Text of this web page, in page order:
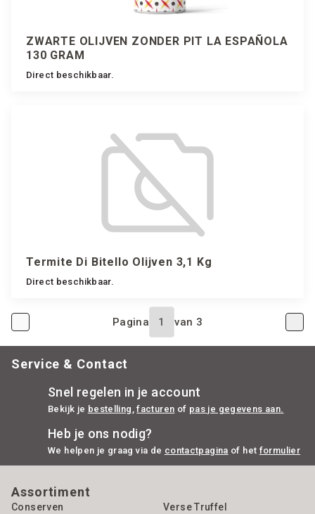
ZWARTE OLIJVEN ZONDER PIT LA ESPAÑOLA
130 GRAM
Direct beschikbaar.
Termite Di Bitello Olijven 3,1 Kg
Direct beschikbaar.
Pagina van 3
Service & Contact
Snel regelen in je account
Bekijk je bestelling , facturen of pas je gegevens aan.
Heb je ons nodig?
We helpen je graag via de contactpagina of het formulier
Assortiment
Conserven
Verse Truffel